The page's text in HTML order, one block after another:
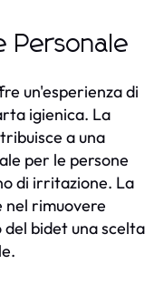
Personale
un'esperienza di
igienica. La
a una
per le persone
di irritazione. La
nel rimuovere
bidet una scelta